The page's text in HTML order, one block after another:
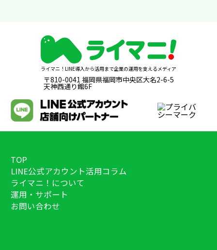
ライマニ！LINE導入から活用まで企業の運用を支えるメディア
〒810-0041 福岡県福岡市中央区大名2-6-5
天神西通り館6F
TOP
LINE公式アカウント活用コラム
ライマニ！について
運用・サポート
お問い合わせ